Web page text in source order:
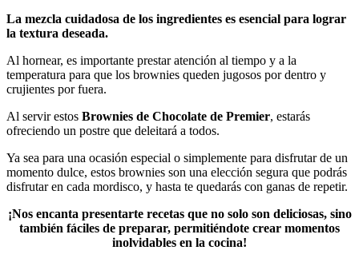
La mezcla cuidadosa de los ingredientes es esencial para lograr
la textura deseada.
Al hornear, es importante prestar atención al tiempo y a la
temperatura para que los brownies queden jugosos por dentro y
crujientes por fuera.
Al servir estos Brownies de Chocolate de Premier, estarás
ofreciendo un postre que deleitará a todos.
Ya sea para una ocasión especial o simplemente para disfrutar de un
momento dulce, estos brownies son una elección segura que podrás
disfrutar en cada mordisco, y hasta te quedarás con ganas de repetir.
¡Nos encanta presentarte recetas que no solo son deliciosas, sino
también fáciles de preparar, permitiéndote crear momentos
inolvidables en la cocina!